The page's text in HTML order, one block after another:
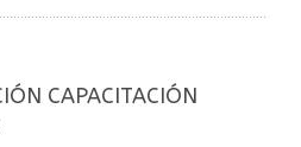
CAPACITACIÓN